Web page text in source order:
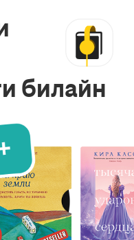
билайн